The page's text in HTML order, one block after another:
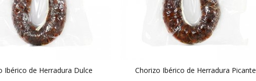
Ibérico de Herradura Dulce Chorizo Ibérico de Herradura Picante